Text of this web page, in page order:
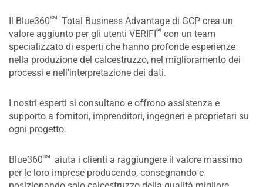
Il Blue360sm
Total Business Advantage di GCP crea un
valore aggiunto per gli utenti VERIFI® con un team
specializzato di esperti che hanno profonde esperienze
nella produzione del calcestruzzo, nel miglioramento dei
processi e nell'interpretazione dei dati.
I nostri esperti si consultano e offrono assistenza e
supporto a fornitori, imprenditori, ingegneri e proprietari su
ogni progetto.
Blue360sm
aiuta i clienti a raggiungere il valore massimo
per le loro imprese producendo, consegnando e